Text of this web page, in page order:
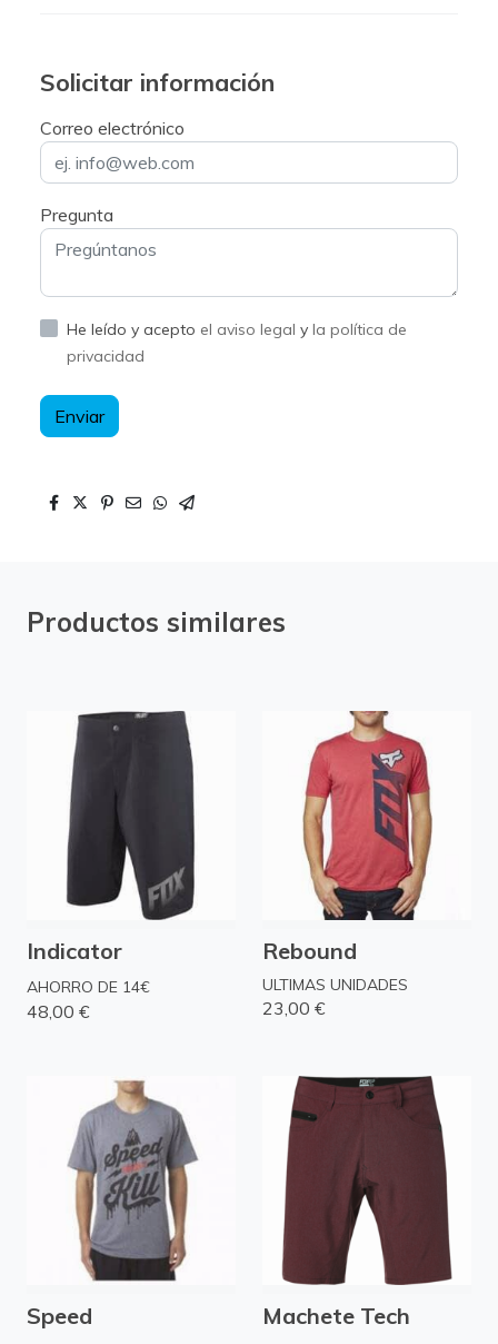
Solicitar información
Correo electrónico
Pregunta
He leído y acepto el aviso legal y la política de
privacidad
Enviar
Productos similares
Indicator
AHORRO DE 14€
48,00 €
Rebound
ULTIMAS UNIDADES
23,00 €
Speed Machete Tech